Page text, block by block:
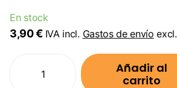
En stock
3,90 € IVA incl. Gastos de envío excl.
Añadir al
carrito